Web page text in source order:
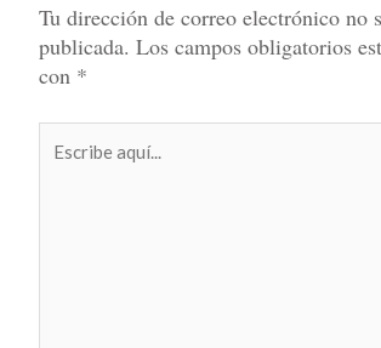
Tu dirección de correo electrónico no
publicada. Los campos obligatorios
con *
aquí...